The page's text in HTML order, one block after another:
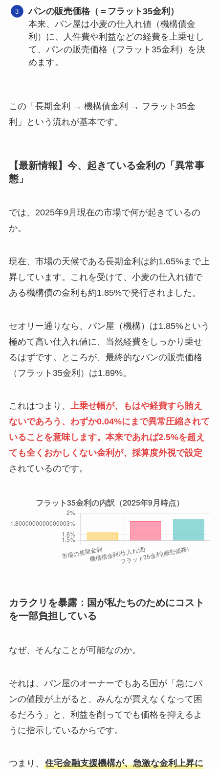
パンの販売価格（＝フラット35金利）
本来、パン屋は小麦の仕入れ値（機構債金
利）に、人件費や利益などの経費を上乗せし
て、パンの販売価格（フラット35金利）を決
めます。
この「長期金利 → 機構債金利 → フラット35金
利」という流れが基本です。
【最新情報】今、起きている金利の「異常事
態」
では、2025年9月現在の市場で何が起きているの
か。
現在、市場の天候である長期金利は約1.65%まで上
昇しています。これを受けて、小麦の仕入れ値で
ある機構債の金利も約1.85%で発行されました。
セオリー通りなら、パン屋（機構）は1.85%という
極めて高い仕入れ値に、当然経費をしっかり乗せ
るはずです。ところが、最終的なパンの販売価格
（フラット35金利）は1.89%。
これはつまり、 上乗せ幅が、もはや経費すら賄え
ないであろう、わずか0.04%にまで異常圧縮されて
いることを意味します。本来であれば2.5%を超え
ても全くおかしくない金利が、採算度外視で設定
されているのです。
カラクリを暴露：国が私たちのためにコスト
を一部負担している
なぜ、そんなことが可能なのか。
それは、パン屋のオーナーでもある国が「急にパ
ンの値段が上がると、みんなが買えなくなって困
るだろう」と、利益を削ってでも価格を抑えるよ
うに指示しているからです。
つまり、 住宅金融支援機構が、急激な金利上昇に